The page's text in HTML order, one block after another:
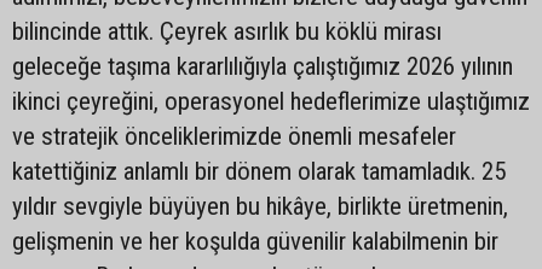
bilincinde attık. Çeyrek asırlık bu köklü mirası
geleceğe taşıma kararlılığıyla çalıştığımız 2026 yılının
ikinci çeyreğini, operasyonel hedeflerimize ulaştığımız
ve stratejik önceliklerimizde önemli mesafeler
katettiğiniz anlamlı bir dönem olarak tamamladık. 25
yıldır sevgiyle büyüyen bu hikâye, birlikte üretmenin,
gelişmenin ve her koşulda güvenilir kalabilmenin bir